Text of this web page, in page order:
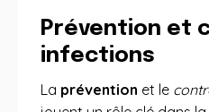
Prévention et
infections
La prévention et le